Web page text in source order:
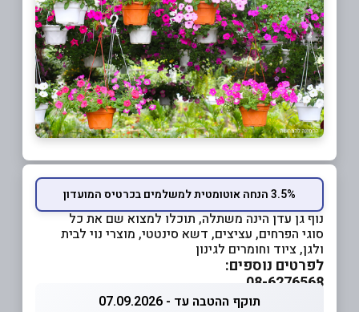
3.5% הנחה אוטומטית למשלמים בכרטיס המועדון
נוף גן עדן הינה משתלה, תוכלו למצוא שם את כל
סוגי הפרחים, עציצים, דשא סינטטי, מוצרי נוי לבית
ולגן, ציוד וחומרים לגינון
לפרטים נוספים:
08-6276568
תוקף ההטבה עד - 07.09.2026